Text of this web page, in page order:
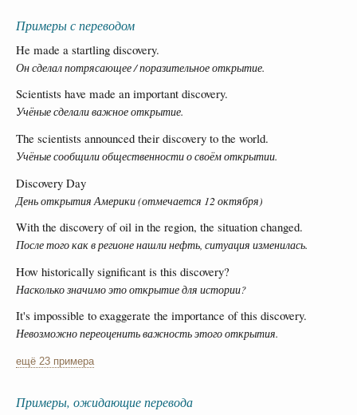
Примеры с переводом
He made a startling discovery.
Он сделал потрясающее / поразительное открытие.
Scientists have made an important discovery.
Учёные сделали важное открытие.
The scientists announced their discovery to the world.
Учёные сообщили общественности о своём открытии.
Discovery Day
День открытия Америки (отмечается 12 октября)
With the discovery of oil in the region, the situation changed.
После того как в регионе нашли нефть, ситуация изменилась.
How historically significant is this discovery?
Насколько значимо это открытие для истории?
It's impossible to exaggerate the importance of this discovery.
Невозможно переоценить важность этого открытия.
ещё 23 примера
Примеры, ожидающие перевода